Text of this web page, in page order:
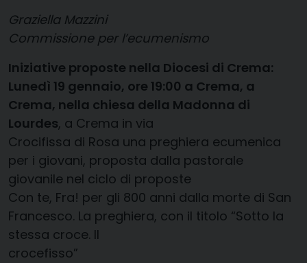
Graziella Mazzini
Commissione per l’ecumenismo
Iniziative proposte nella Diocesi di Crema:
Lunedì 19 gennaio, ore 19:00 a Crema, a
Crema, nella chiesa della Madonna di
Lourdes, a Crema in via
Crocifissa di Rosa una preghiera ecumenica
per i giovani, proposta dalla pastorale
giovanile nel ciclo di proposte
Con te, Fra! per gli 800 anni dalla morte di San
Francesco. La preghiera, con il titolo “Sotto la
stessa croce. Il
crocefisso”